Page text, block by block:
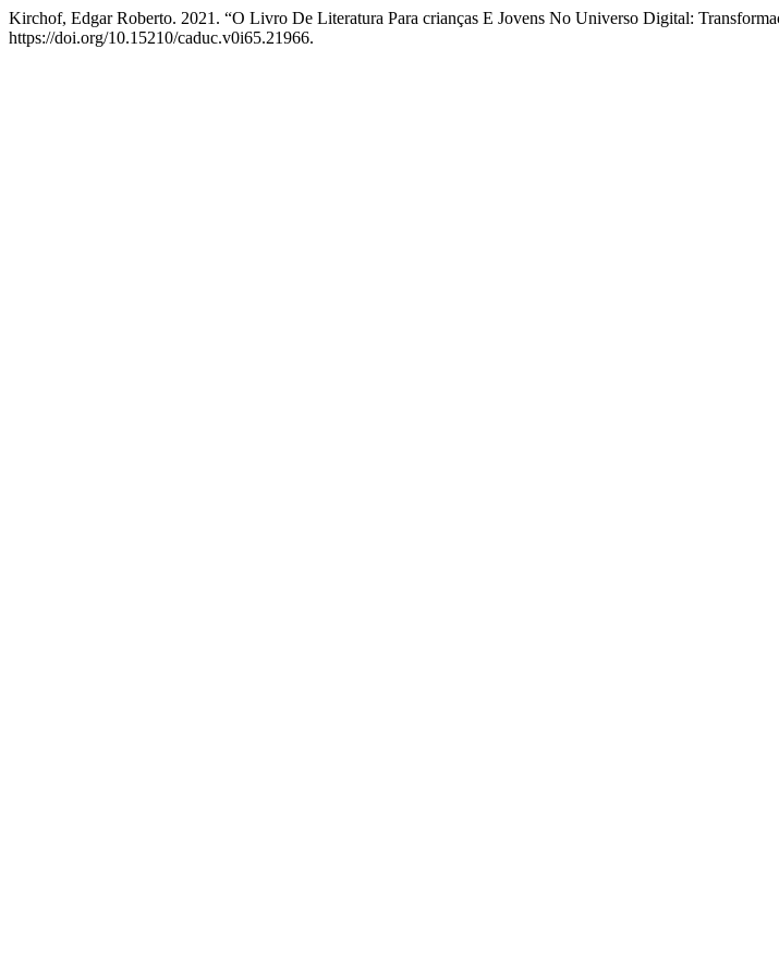
Kirchof, Edgar Roberto. 2021. “O Livro De Literatura Para crianças E Jovens No Universo Digital:
https://doi.org/10.15210/caduc.v0i65.21966.